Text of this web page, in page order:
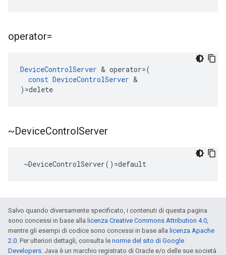
operator=
DeviceControlServer & operator=(
const DeviceControlServer &
) =delete
~DeviceControlServer
~DeviceControlServer()=default
Salvo quando diversamente specificato, i contenuti di questa pagina
sono concessi in base alla licenza Creative Commons Attribution 4.0,
mentre gli esempi di codice sono concessi in base alla licenza Apache
2.0. Per ulteriori dettagli, consulta le norme del sito di Google
Developers. Java è un marchio registrato di Oracle e/o delle sue società